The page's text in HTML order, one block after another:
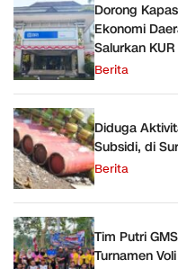
Dorong
Ekonomi
Salurkan
Berita
Diduga
Subsidi, di
Berita
Tim Putri
Turnamen